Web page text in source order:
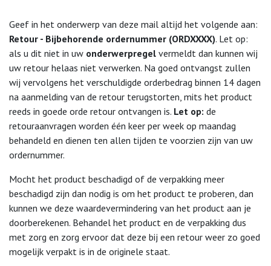
Geef in het onderwerp van deze mail altijd het volgende aan:
Retour - Bijbehorende ordernummer (ORDXXXX). Let op:
als u dit niet in uw onderwerpregel vermeldt dan kunnen wij
uw retour helaas niet verwerken. Na goed ontvangst zullen
wij vervolgens het verschuldigde orderbedrag binnen 14 dagen
na aanmelding van de retour terugstorten, mits het product
reeds in goede orde retour ontvangen is. Let op: de
retouraanvragen worden één keer per week op maandag
behandeld en dienen ten allen tijden te voorzien zijn van uw
ordernummer.
Mocht het product beschadigd of de verpakking meer
beschadigd zijn dan nodig is om het product te proberen, dan
kunnen we deze waardevermindering van het product aan je
doorberekenen. Behandel het product en de verpakking dus
met zorg en zorg ervoor dat deze bij een retour weer zo goed
mogelijk verpakt is in de originele staat.
×
Bouwvak
Vanwege de aanhoudende warmte en
bouwvak zijn wij op dit moment telefonisch
slechter bereikbaar. Daarnaast zullen
levertijden anders zijn dan bij producten